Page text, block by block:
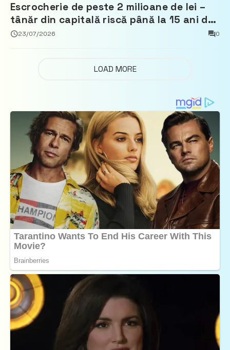
Escrocherie de peste 2 milioane de lei –
tânăr din capitală riscă până la 15 ani de
închisoare
23/07/2026 0
LOAD MORE